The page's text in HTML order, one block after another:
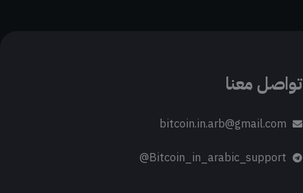
تواصل معنا
bitcoin.in.arb@gmail.com
Bitcoin_in_arabic_support@